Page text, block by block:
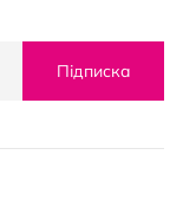
Підписка